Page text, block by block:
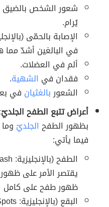
شعور الشخص بالضيق
يُرام.
في البالغين أشدّ
ألم في العضلات.
فقدان في الشهية.
الشعوربالغثيان في
أعراض تتبع الطفح
بظهور الطفح الجلديّ
فيما يأتي:
يقتصر الأمر على
ظهور طفح على كامل